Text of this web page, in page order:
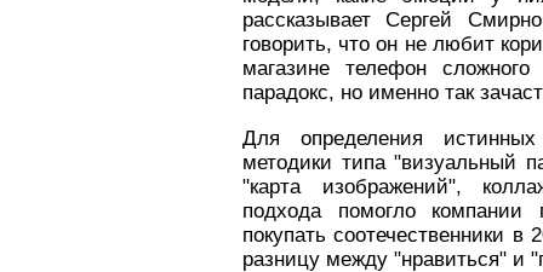
рассказывает Сергей
говорить, что он не любит
магазине телефон сложного
парадокс, но именно так
Для определения
методики типа "визуальный
"карта изображений",
подхода помогло компании
покупать соотечественники в
разницу между "нравиться" и